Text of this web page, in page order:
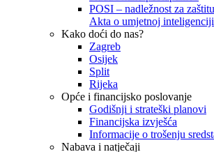
POSI – nadležnost za
Akta o umjetnoj inteligenciji
Kako doći do nas?
Zagreb
Osijek
Split
Rijeka
Opće i financijsko poslovanje
Godišnji i strateški planovi
Financijska izvješća
Informacije o trošenju
Nabava i natječaji